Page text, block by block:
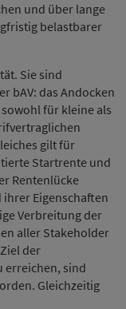
und über lange
belastbarer
Sie sind
bAV: das Andocken
für kleine als
gilt für
Startrente und
Rentenlücke
Eigenschaften
Verbreitung der
aller Stakeholder
der
erreichen, sind
Gleichzeitig